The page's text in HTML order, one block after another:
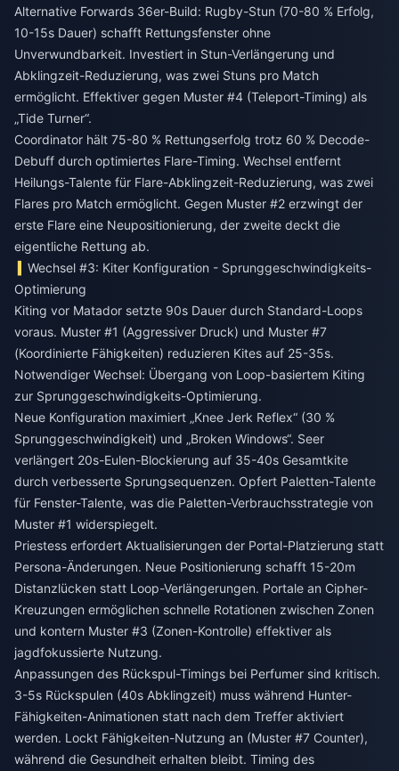
Alternative Forwards 36er-Build: Rugby-Stun (70-80 % Erfolg,
10-15s Dauer) schafft Rettungsfenster ohne
Unverwundbarkeit. Investiert in Stun-Verlängerung und
Abklingzeit-Reduzierung, was zwei Stuns pro Match
ermöglicht. Effektiver gegen Muster #4 (Teleport-Timing) als
„Tide Turner“.
Coordinator hält 75-80 % Rettungserfolg trotz 60 % Decode-
Debuff durch optimiertes Flare-Timing. Wechsel entfernt
Heilungs-Talente für Flare-Abklingzeit-Reduzierung, was zwei
Flares pro Match ermöglicht. Gegen Muster #2 erzwingt der
erste Flare eine Neupositionierung, der zweite deckt die
eigentliche Rettung ab.
Wechsel #3: Kiter Konfiguration - Sprunggeschwindigkeits-
Optimierung
Kiting vor Matador setzte 90s Dauer durch Standard-Loops
voraus. Muster #1 (Aggressiver Druck) und Muster #7
(Koordinierte Fähigkeiten) reduzieren Kites auf 25-35s.
Notwendiger Wechsel: Übergang von Loop-basiertem Kiting
zur Sprunggeschwindigkeits-Optimierung.
Neue Konfiguration maximiert „Knee Jerk Reflex“ (30 %
Sprunggeschwindigkeit) und „Broken Windows“. Seer
verlängert 20s-Eulen-Blockierung auf 35-40s Gesamtkite
durch verbesserte Sprungsequenzen. Opfert Paletten-Talente
für Fenster-Talente, was die Paletten-Verbrauchsstrategie von
Muster #1 widerspiegelt.
Priestess erfordert Aktualisierungen der Portal-Platzierung statt
Persona-Änderungen. Neue Positionierung schafft 15-20m
Distanzlücken statt Loop-Verlängerungen. Portale an Cipher-
Kreuzungen ermöglichen schnelle Rotationen zwischen Zonen
und kontern Muster #3 (Zonen-Kontrolle) effektiver als
jagdfokussierte Nutzung.
Anpassungen des Rückspul-Timings bei Perfumer sind kritisch.
3-5s Rückspulen (40s Abklingzeit) muss während Hunter-
Fähigkeiten-Animationen statt nach dem Treffer aktiviert
werden. Lockt Fähigkeiten-Nutzung an (Muster #7 Counter),
während die Gesundheit erhalten bleibt. Timing des